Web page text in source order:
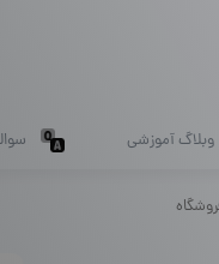
وبلاگ آموزشی